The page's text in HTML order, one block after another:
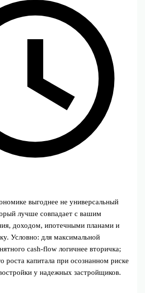
выгоднее не универсальный
лучше совпадает с вашим
доходом, ипотечными планами и
Условно: для максимальной
cash-flow логичнее вторичка;
роста капитала при осознанном риске
у надежных застройщиков.